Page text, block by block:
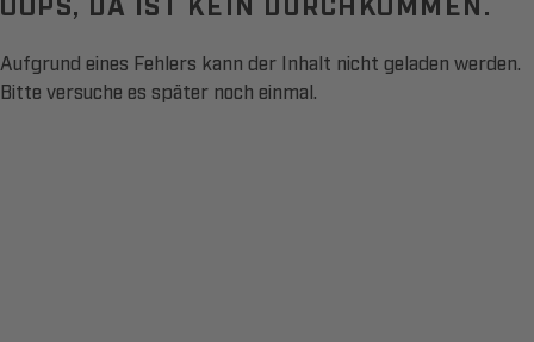
Aufgrund eines Fehlers kann der Inhalt nicht geladen werden.
Bitte versuche es später noch einmal.